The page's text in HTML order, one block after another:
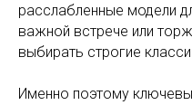
расслабленные модели
важной встрече или
выбирать строгие
Именно поэтому